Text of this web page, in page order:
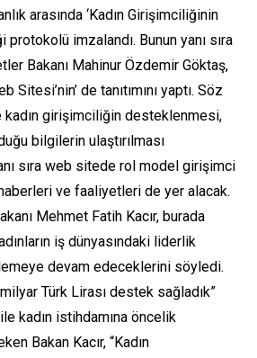
arasında ‘Kadın Girişimciliğinin
imzalandı. Bunun yanı sıra
Bakanı Mahinur Özdemir Göktaş,
Sitesi’nin’ de tanıtımını yaptı. Söz
girişimciliğin desteklenmesi,
bilgilerin ulaştırılması
sıra web sitede rol model girişimci
ve faaliyetleri de yer alacak.
Mehmet Fatih Kacır, burada
iş dünyasındaki liderlik
devam edeceklerini söyledi.
Türk Lirası destek sağladık”
kadın istihdamına öncelik
Bakan Kacır, “Kadın